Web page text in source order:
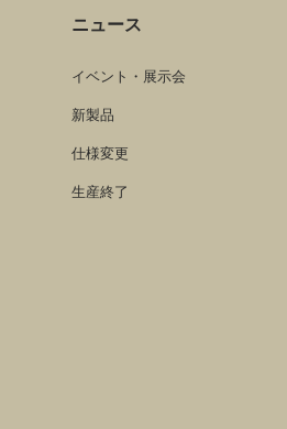
ニュース
イベント・展示会
新製品
仕様変更
生産終了